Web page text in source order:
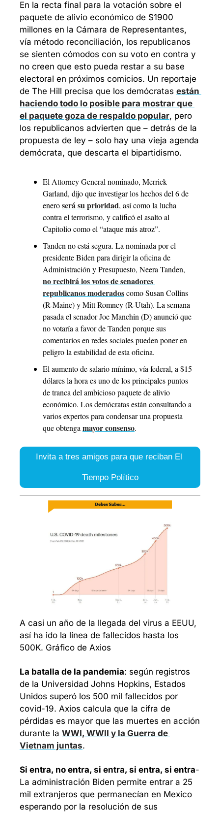
En la recta final para la votación sobre el
paquete de alivio económico de $1900
millones en la Cámara de Representantes,
vía método reconciliación, los republicanos
se sienten cómodos con su voto en contra y
no creen que esto pueda restar a su base
electoral en próximos comicios. Un reportaje
de The Hill precisa que los demócratas están
haciendo todo lo posible para mostrar que
el paquete goza de respaldo popular, pero
los republicanos advierten que – detrás de la
propuesta de ley – solo hay una vieja agenda
demócrata, que descarta el bipartidismo.
El Attorney General nominado, Merrick
Garland, dijo que investigar los hechos del 6 de
enero será su prioridad, así como la lucha
contra el terrorismo, y calificó el asalto al
Capitolio como el “ataque más atroz”.
Tanden no está segura. La nominada por el
presidente Biden para dirigir la oficina de
no recibirá los votos de senadores
republicanos moderados como Susan Collins
(R-Maine) y Mitt Romney (R-Utah). La semana
pasada el senador Joe Manchin (D) anunció que
no votaría a favor de Tanden porque sus
comentarios en redes sociales pueden poner en
peligro la estabilidad de esta oficina.
El aumento de salario mínimo, vía federal, a $15
dólares la hora es uno de los principales puntos
de tranca del ambicioso paquete de alivio
económico. Los demócratas están consultando a
varios expertos para condensar una propuesta
que obtenga mayor consenso.
Invita a tres amigos para que reciban El
Tiempo Político
A casi un año de la llegada del virus a EEUU,
así ha ido la línea de fallecidos hasta los
500K. Gráfico de Axios
La batalla de la pandemia: según registros
de la Universidad Johns Hopkins, Estados
Unidos superó los 500 mil fallecidos por
covid-19. Axios calcula que la cifra de
pérdidas es mayor que las muertes en acción
durante la WWI, WWII y la Guerra de
Vietnam juntas.
Si entra, no entra, si entra, si entra, si entra-
La administración Biden permite entrar a 25
mil extranjeros que permanecían en Mexico
esperando por la resolución de sus